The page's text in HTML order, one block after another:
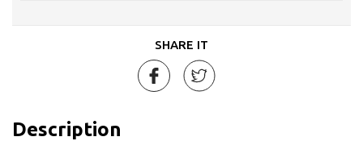
SHARE IT
Description